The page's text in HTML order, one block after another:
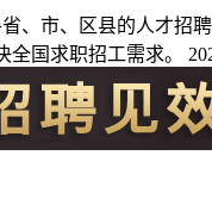
、市、区县的人才
国求职招工需求。